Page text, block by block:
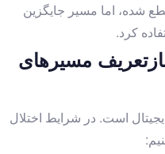
شده، اما مسیر جایگزین
کرد.
مسیرهای
است. در شرایط اختلال